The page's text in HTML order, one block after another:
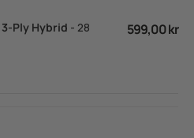
Ply Hybrid - 28 599,00 kr